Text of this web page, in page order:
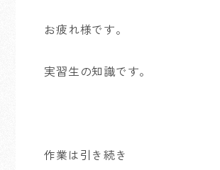
お疲れ様です。
実習生の知識です。
作業は引き続き